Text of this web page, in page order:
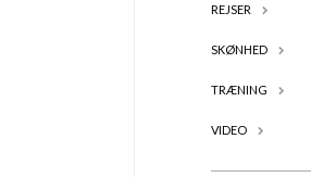
REJSER
SKØNHED
TRÆNING
VIDEO